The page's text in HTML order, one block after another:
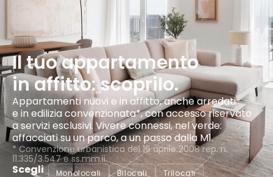
Il tuo appartamento
in affitto: scoprilo.
Appartamenti nuovi e in affitto, anche arredati
e in edilizia convenzionata*, con accesso riservato
a servizi esclusivi. Vivere connessi, nel verde:
affacciati su un parco, a un passo dalla M1.
* Convenzione urbanistica del 16 aprile 2008 rep. n.
11.335/3.547 e ss.mm.ii.
Scegli
Monolocali Bilocali
Trilocali